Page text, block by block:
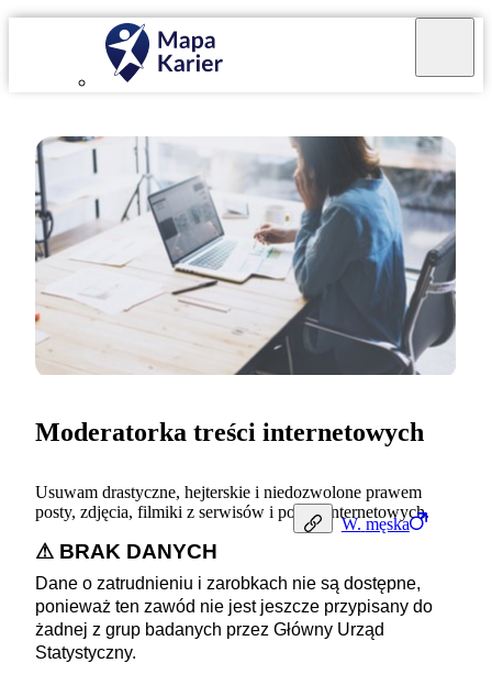
W. męska
Moderatorka treści internetowych
Usuwam drastyczne, hejterskie i niedozwolone prawem
posty, zdjęcia, filmiki z serwisów i portali internetowych.
⚠ BRAK DANYCH
Dane o zatrudnieniu i zarobkach nie są dostępne,
ponieważ ten zawód nie jest jeszcze przypisany do
żadnej z grup badanych przez Główny Urząd
Statystyczny.